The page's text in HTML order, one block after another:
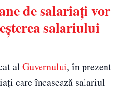
de salariați vor
salariului
al Guvernului, în prezent
care încasează salariul